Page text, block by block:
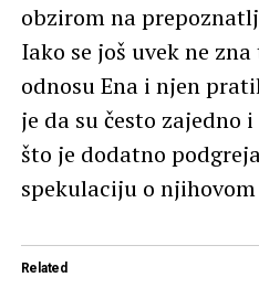
obzirom na
Iako se još uvek ne
odnosu Ena i njen
je da su često zajedno
što je dodatno
spekulaciju o
Related